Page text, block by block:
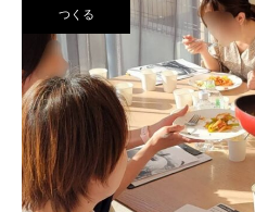
つくる